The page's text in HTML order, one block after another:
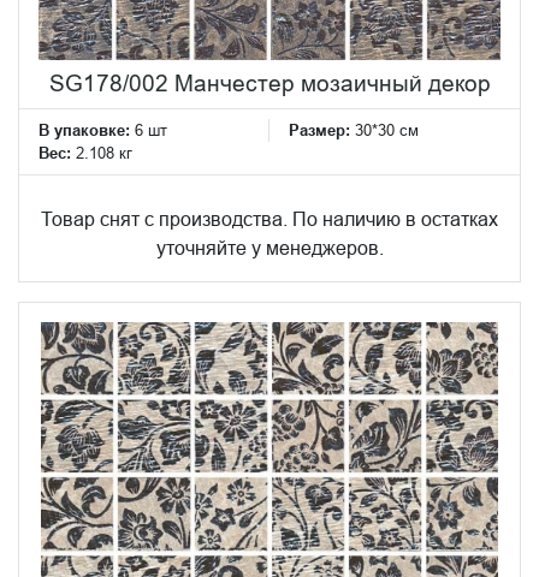
SG178/002 Манчестер мозаичный декор
В упаковке: 6 шт Размер: 30*30 см
Вес: 2.108 кг
Товар снят с производства. По наличию в остатках
уточняйте у менеджеров.